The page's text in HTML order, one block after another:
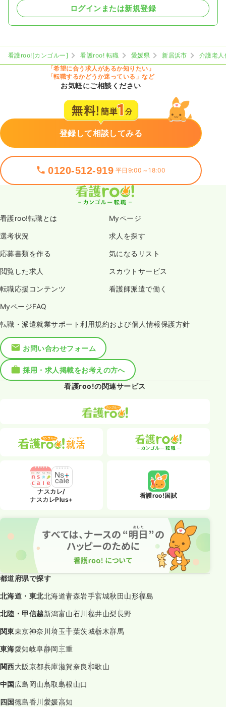
ログインまたは新規登録
看護roo![カンゴルー] 看護roo! 転職 愛媛県 新居浜市
介護老
「希望に合う求人があるか知りたい」
「転職するかどうか迷っている」など
お気軽にご相談ください
登録して相談してみる
0120-512-919 平日9:00～18:00
看護roo!転職とは Myページ
選考状況 求人を探す
応募書類を作る 気になるリスト
閲覧した求人 スカウトサービス
転職応援コンテンツ 看護師派遣で働く
MyページFAQ
転職・派遣就業サポート利用規約および個人情報保護方針
お問い合わせフォーム
採用・求人掲載をお考えの方へ
看護roo!の関連サービス
ナスカレ/
ナスカレPlus+
看護roo!国試
都道府県で探す
北海道・東北北海道青森岩手宮城秋田山形福島
北陸・甲信越新潟富山石川福井山梨長野
関東東京神奈川埼玉千葉茨城栃木群馬
東海愛知岐阜静岡三重
関西大阪京都兵庫滋賀奈良和歌山
中国広島岡山鳥取島根山口
四国徳島香川愛媛高知